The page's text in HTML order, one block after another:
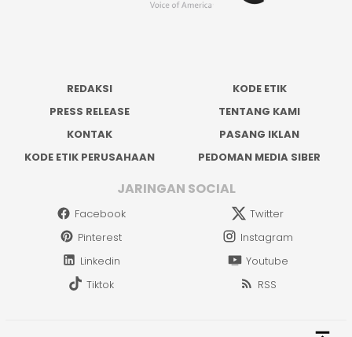
REDAKSI
KODE ETIK
PRESS RELEASE
TENTANG KAMI
KONTAK
PASANG IKLAN
KODE ETIK PERUSAHAAN
PEDOMAN MEDIA SIBER
JARINGAN SOCIAL
Facebook
Twitter
Pinterest
Instagram
Linkedin
Youtube
Tiktok
RSS